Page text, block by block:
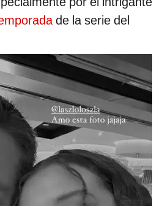
de la serie del